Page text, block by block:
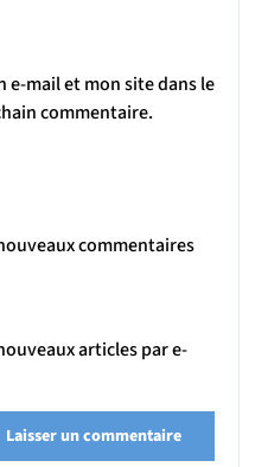
e-mail et mon site dans le
commentaire.
commentaires
articles par e-